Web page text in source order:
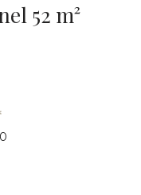
Local professionnel 52 m²